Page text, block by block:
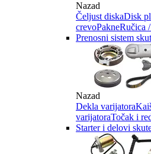
Nazad
Čeljust diskaDisk
crevoPakneRučica
Prenosni sistem
Nazad
Dekla varijatora
varijatoraTočak i
Starter i delovi